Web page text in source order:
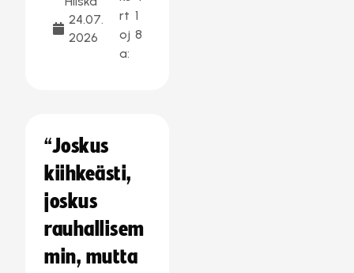
24.07.
2026
rt
oj
a:
1
8
“Joskus
kiihkeästi,
joskus
rauhallisem
min, mutta